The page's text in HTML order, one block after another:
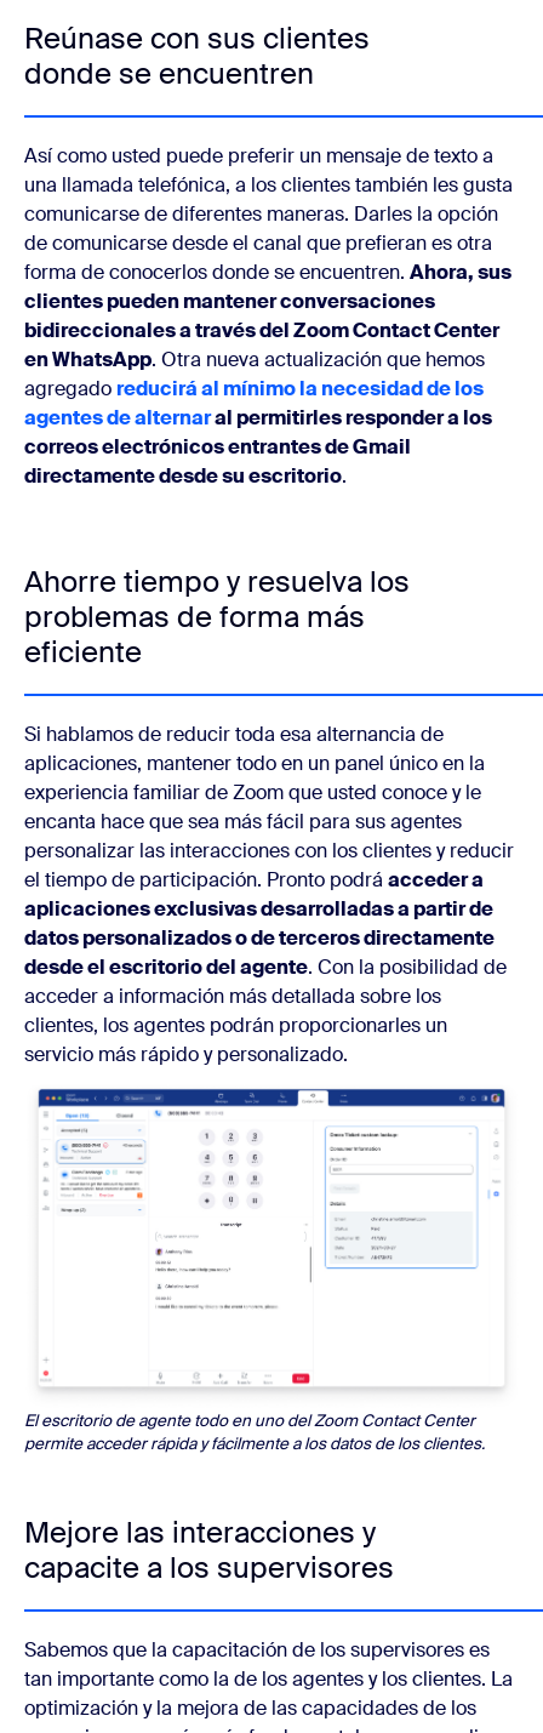
Reúnase con sus clientes
donde se encuentren
Así como usted puede preferir un mensaje de texto a
una llamada telefónica, a los clientes también les gusta
comunicarse de diferentes maneras. Darles la opción
de comunicarse desde el canal que prefieran es otra
forma de conocerlos donde se encuentren. Ahora, sus
clientes pueden mantener conversaciones
bidireccionales a través del Zoom Contact Center
en WhatsApp. Otra nueva actualización que hemos
agregado reducirá al mínimo la necesidad de los
agentes de alternaral permitirles responder a los
correos electrónicos entrantes de Gmail
directamente desde su escritorio.
Ahorre tiempo y resuelva los
problemas de forma más
eficiente
Si hablamos de reducir toda esa alternancia de
aplicaciones, mantener todo en un panel único en la
experiencia familiar de Zoom que usted conoce y le
encanta hace que sea más fácil para sus agentes
personalizar las interacciones con los clientes y reducir
el tiempo de participación. Pronto podrá acceder a
aplicaciones exclusivas desarrolladas a partir de
datos personalizados o de terceros directamente
desde el escritorio del agente. Con la posibilidad de
acceder a información más detallada sobre los
clientes, los agentes podrán proporcionarles un
servicio más rápido y personalizado.
El escritorio de agente todo en uno del Zoom Contact Center
permite acceder rápida y fácilmente a los datos de los clientes.
Mejore las interacciones y
capacite a los supervisores
Sabemos que la capacitación de los supervisores es
tan importante como la de los agentes y los clientes. La
optimización y la mejora de las capacidades de los